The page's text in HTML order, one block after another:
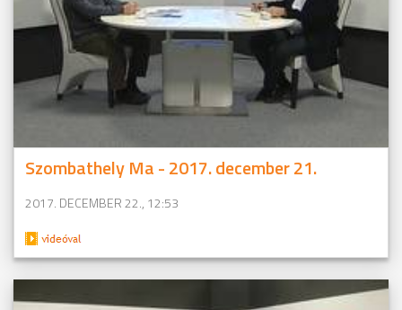
Szombathely Ma - 2017. december 21.
2017. DECEMBER 22., 12:53